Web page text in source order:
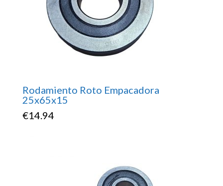
Rodamiento Roto Empacadora
25x65x15
€14.94